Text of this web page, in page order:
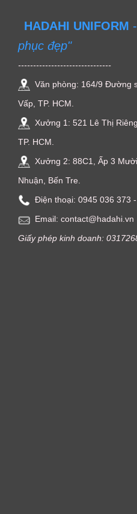
HADAHI UNIFORM -
phục đẹp"
-------------------------------
Văn phòng: 164/9 Đường
Vấp, TP. HCM.
Xưởng 1: 521 Lê Thị
TP. HCM.
Xưởng 2: 88C1, Ấp 3
Nhuận, Bến Tre.
Điện thoại: ‭0945 036 373‬
Email: contact@hadahi.vn
Giấy phép kinh doanh: